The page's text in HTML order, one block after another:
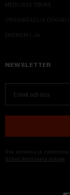
MEDIJSKE OBUKE
ORGANIZACIJA
EKONOM I JA
NEWSLETTER
Ova stranica je zaštićena
Uslovi korišćenja usluge